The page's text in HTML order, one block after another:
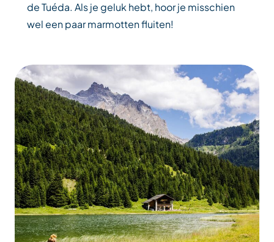
de Tuéda. Als je geluk hebt, hoor je misschien
wel een paar marmotten fluiten!